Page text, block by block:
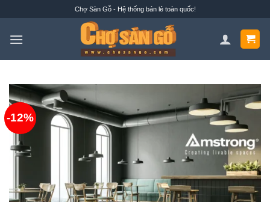
nội
Chợ Sàn Gỗ - Hệ thống bán lẻ toàn quốc!
-12%